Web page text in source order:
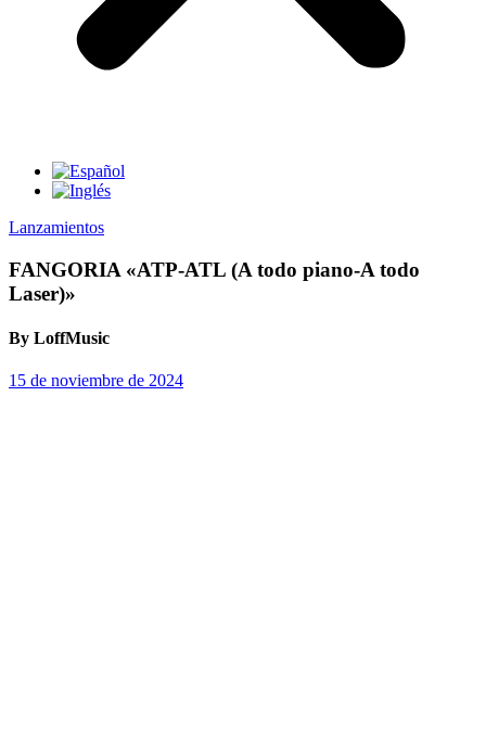
Lanzamientos
FANGORIA «ATP-ATL (A todo piano-A todo
Laser)»
By LoffMusic
15 de noviembre de 2024